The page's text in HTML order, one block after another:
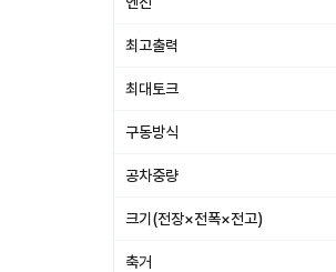
최고출력
최대토크
구동방식
공차중량
크기(전장×전폭×전고)
축거